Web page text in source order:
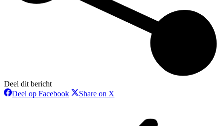
Deel dit bericht
Deel op FacebookDeelShare on X